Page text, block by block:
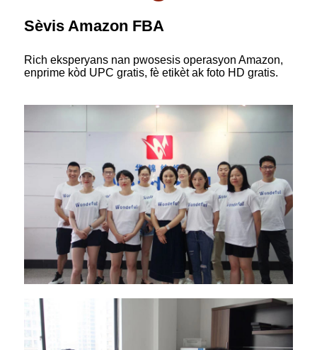
Sèvis Amazon FBA
Rich eksperyans nan pwosesis operasyon Amazon,
enprime kòd UPC gratis, fè etikèt ak foto HD gratis.